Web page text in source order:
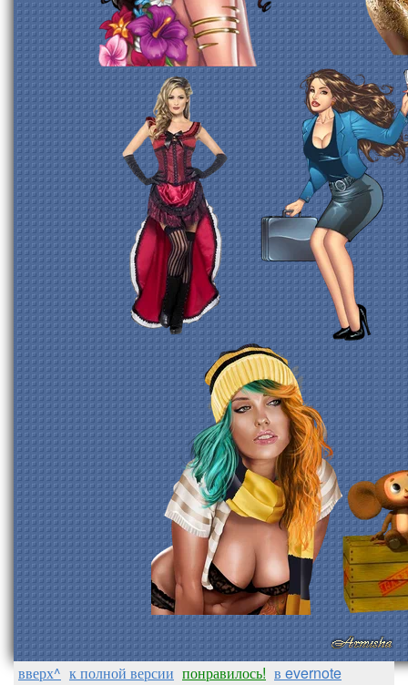
вверх^ к полной версии понравилось! в evernote